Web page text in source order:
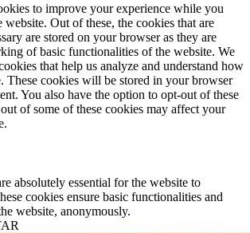
to improve your experience while you
website. Out of these, the cookies that are
are stored on your browser as they are
of basic functionalities of the website. We
that help us analyze and understand how
These cookies will be stored in your browser
You also have the option to opt-out of these
of some of these cookies may affect your
absolutely essential for the website to
cookies ensure basic functionalities and
website, anonymously.